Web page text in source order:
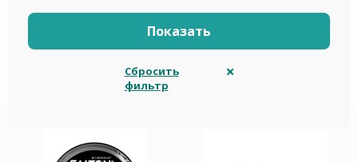
Сбросить
фильтр